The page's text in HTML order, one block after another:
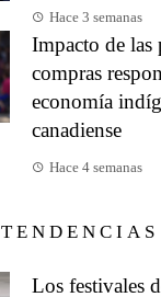
Hace 3 semanas
Impacto de las
compras
economía
canadiense
Hace 4 semanas
TENDENCIAS
Los festivales